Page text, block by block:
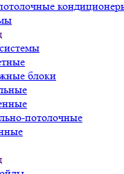
блоки
потолочные